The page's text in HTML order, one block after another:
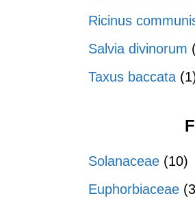
Ricinus
Salvia divinorum
Taxus baccata
Solanaceae (10)
Euphorbiaceae